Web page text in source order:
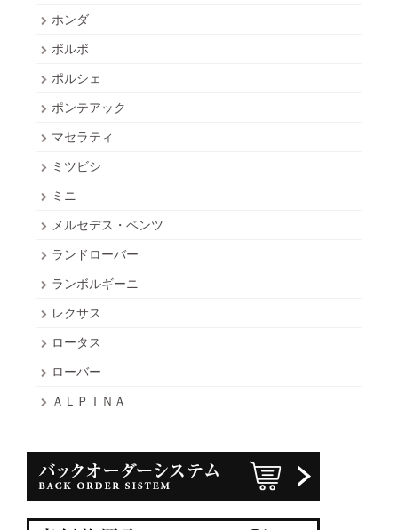
ホンダ
ボルボ
ポルシェ
ポンテアック
マセラティ
ミツビシ
ミニ
メルセデス・ベンツ
ランドローバー
ランボルギーニ
レクサス
ロータス
ローバー
ＡＬＰＩＮＡ